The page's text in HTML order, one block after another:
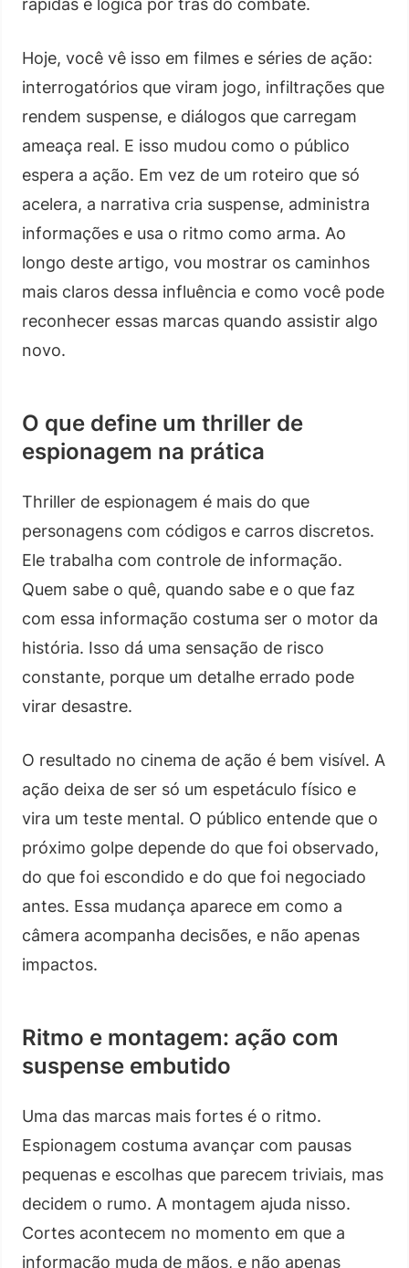
rápidas e lógica por trás do combate.
Hoje, você vê isso em filmes e séries de ação:
interrogatórios que viram jogo, infiltrações que
rendem suspense, e diálogos que carregam
ameaça real. E isso mudou como o público
espera a ação. Em vez de um roteiro que só
acelera, a narrativa cria suspense, administra
informações e usa o ritmo como arma. Ao
longo deste artigo, vou mostrar os caminhos
mais claros dessa influência e como você pode
reconhecer essas marcas quando assistir algo
novo.
O que define um thriller de
espionagem na prática
Thriller de espionagem é mais do que
personagens com códigos e carros discretos.
Ele trabalha com controle de informação.
Quem sabe o quê, quando sabe e o que faz
com essa informação costuma ser o motor da
história. Isso dá uma sensação de risco
constante, porque um detalhe errado pode
virar desastre.
O resultado no cinema de ação é bem visível. A
ação deixa de ser só um espetáculo físico e
vira um teste mental. O público entende que o
próximo golpe depende do que foi observado,
do que foi escondido e do que foi negociado
antes. Essa mudança aparece em como a
câmera acompanha decisões, e não apenas
impactos.
Ritmo e montagem: ação com
suspense embutido
Uma das marcas mais fortes é o ritmo.
Espionagem costuma avançar com pausas
pequenas e escolhas que parecem triviais, mas
decidem o rumo. A montagem ajuda nisso.
Cortes acontecem no momento em que a
informação muda de mãos, e não apenas